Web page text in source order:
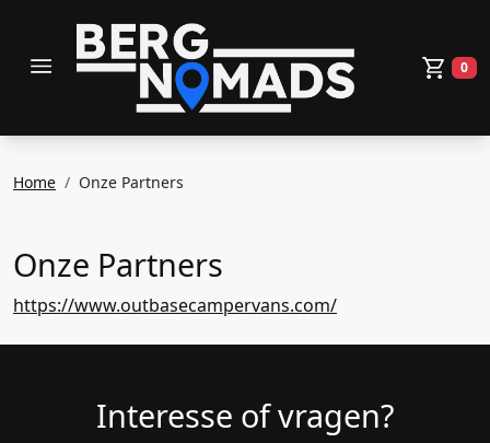
toggle menu 0
Home Onze Partners
Onze Partners
https://www.outbasecampervans.com/
Interesse of vragen?